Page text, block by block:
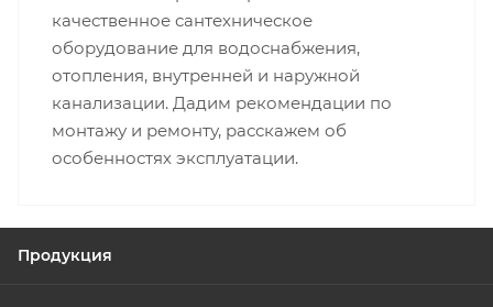
качественное сантехническое
оборудование для водоснабжения,
отопления, внутренней и наружной
канализации. Дадим рекомендации по
монтажу и ремонту, расскажем об
особенностях эксплуатации.
Продукция